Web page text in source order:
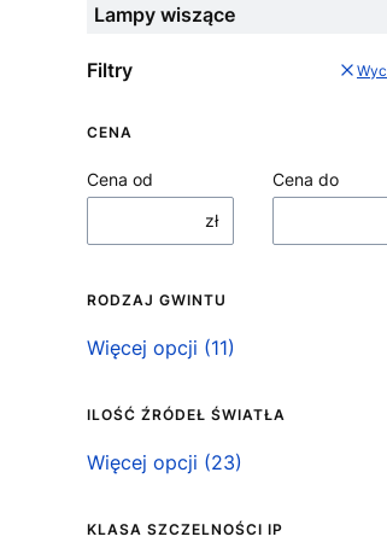
Lampy wiszące
Filtry
CENA
Cena od
zł
Cena do
RODZAJ GWINTU
Rodzaj gwintu
Więcej opcji (11)
ILOŚĆ ŹRÓDEŁ ŚWIATŁA
Ilość źródeł światła
Więcej opcji (23)
KLASA SZCZELNOŚCI IP